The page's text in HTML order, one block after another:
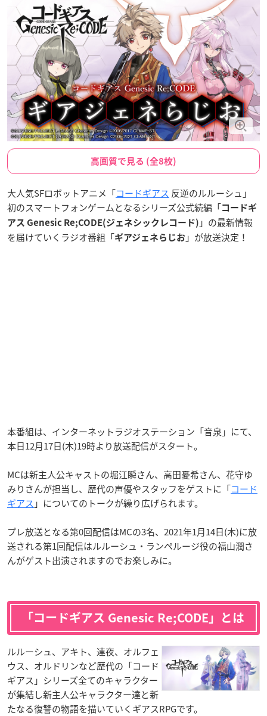
高画質で見る (全8枚)
大人気SFロボットアニメ「コードギアス 反逆のルルーシュ」
初のスマートフォンゲームとなるシリーズ公式続編「コードギ
アス Genesic Re;CODE(ジェネシックレコード) 」の最新情報
を届けていくラジオ番組「ギアジェネらじお 」が放送決定！
本番組は、インターネットラジオステーション「音泉」にて、
本日12月17日(木)19時より放送配信がスタート。
MCは新主人公キャストの堀江瞬さん、高田憂希さん、花守ゆ
みりさんが担当し、歴代の声優やスタッフをゲストに「コード
ギアス 」についてのトークが繰り広げられます。
プレ放送となる第0回配信はMCの3名、2021年1月14日(木)に放
送される第1回配信はルルーシュ・ランペルージ役の福山潤さ
んがゲスト出演されますのでお楽しみに。
「コードギアス Genesic Re;CODE」とは
ルルーシュ、アキト、連夜、オルフェ
ウス、オルドリンなど歴代の「コード
ギアス」シリーズ全てのキャラクター
が集結し新主人公キャラクター達と新
たなる復讐の物語を描いていくギアスRPGです。